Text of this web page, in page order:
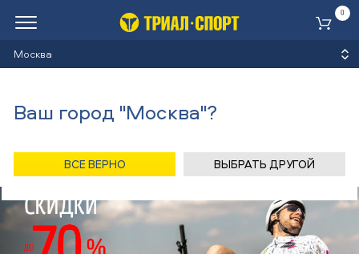
Москва
0
Ваш город "Москва"?
ВСЕ ВЕРНО ВЫБРАТЬ ДРУГОЙ